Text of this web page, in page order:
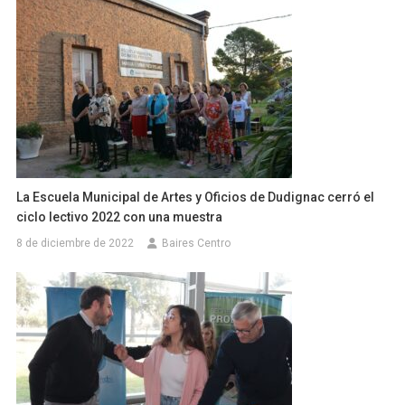
La Escuela Municipal de Artes y Oficios de Dudignac cerró el
ciclo lectivo 2022 con una muestra
8 de diciembre de 2022 Baires Centro